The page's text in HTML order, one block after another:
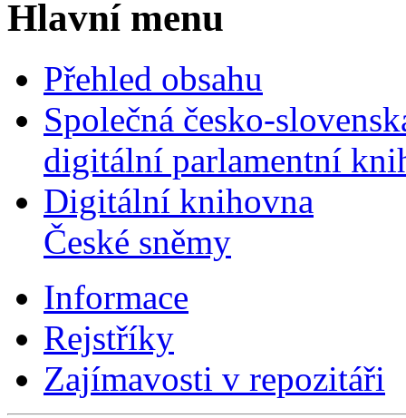
Hlavní menu
Přehled obsahu
Společná česko-
digitální parlamentní
Digitální knihovna
České sněmy
Informace
Rejstříky
Zajímavosti v repozitáři